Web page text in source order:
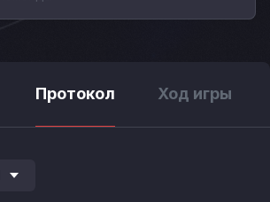
Протокол Ход игры